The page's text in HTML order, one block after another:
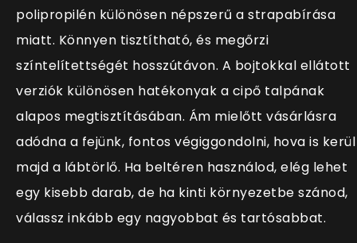
polipropilén különösen népszerű a strapabírása
miatt. Könnyen tisztítható, és megőrzi
színtelítettségét hosszútávon. A bojtokkal ellátott
verziók különösen hatékonyak a cipő talpának
alapos megtisztításában. Ám mielőtt vásárlásra
adódna a fejünk, fontos végiggondolni, hova is kerül
majd a lábtörlő. Ha beltéren használod, elég lehet
egy kisebb darab, de ha kinti környezetbe szánod,
válassz inkább egy nagyobbat és tartósabbat.